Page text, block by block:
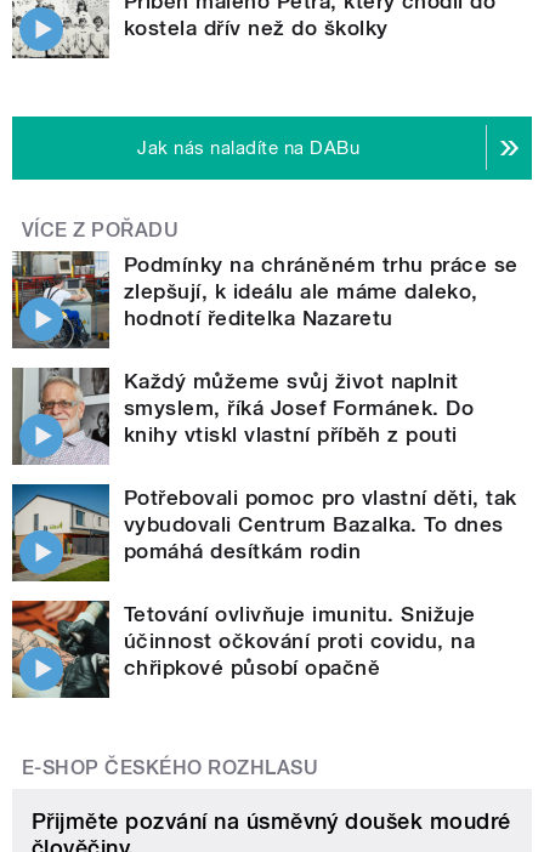
kostela dřív než do školky
Jak nás naladíte na DABu
VÍCE Z POŘADU
Podmínky na chráněném trhu práce se
zlepšují, k ideálu ale máme daleko,
hodnotí ředitelka Nazaretu
Každý můžeme svůj život naplnit
smyslem, říká Josef Formánek. Do
knihy vtiskl vlastní příběh z pouti
Potřebovali pomoc pro vlastní děti, tak
vybudovali Centrum Bazalka. To dnes
pomáhá desítkám rodin
Tetování ovlivňuje imunitu. Snižuje
účinnost očkování proti covidu, na
chřipkové působí opačně
E-SHOP ČESKÉHO ROZHLASU
Přijměte pozvání na úsměvný doušek moudré